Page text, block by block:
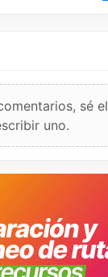
sé el
uno.